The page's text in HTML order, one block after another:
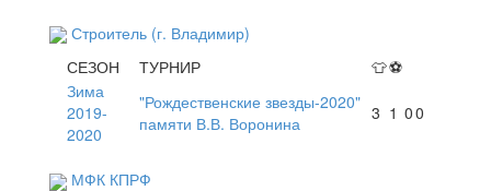
Строитель (г. Владимир)
СЕЗОН
ТУРНИР 👕⚽
Зима
2019-
2020
"Рождественские звезды-2020"
памяти В.В. Воронина
3 1 00
МФК КПРФ